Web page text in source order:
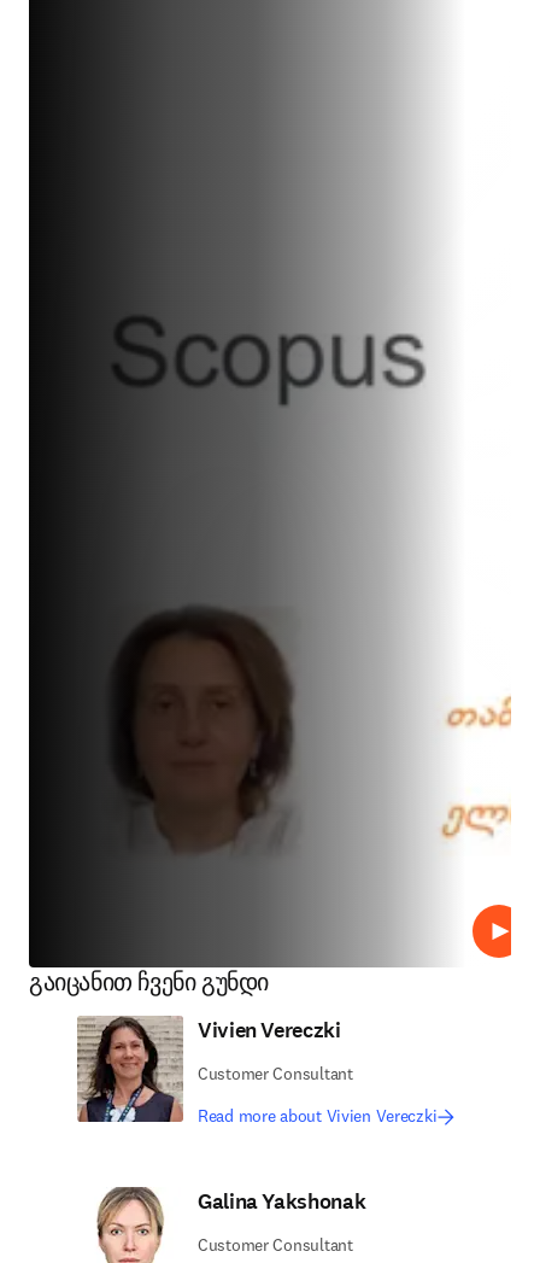
Play
გაიცანით ჩვენი გუნდი
Vivien Vereczki
Customer Consultant
Read more about Vivien Vereczki
Galina Yakshonak
Customer Consultant